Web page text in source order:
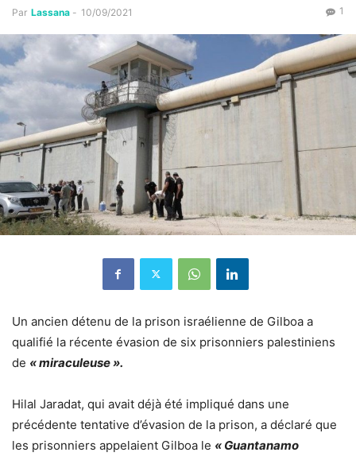
Par Lassana - 10/09/2021 1
Un ancien détenu de la prison israélienne de Gilboa a
qualifié la récente évasion de six prisonniers palestiniens
de « miraculeuse ».
Hilal Jaradat, qui avait déjà été impliqué dans une
précédente tentative d’évasion de la prison, a déclaré que
les prisonniers appelaient Gilboa le « Guantanamo